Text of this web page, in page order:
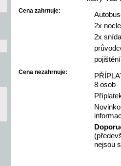
Cena zahrnuje:
2x
2x
Cena nezahrnuje:
8 osob
nejsou